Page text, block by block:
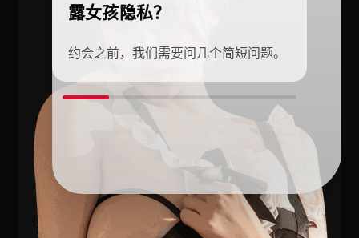
露女孩隐私？
约会之前，我们需要问几个简短问题。